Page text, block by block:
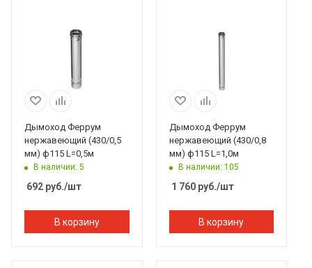
Дымоход Феррум
нержавеющий (430/0,5
мм) ф115 L=0,5м
В наличии: 5
692 руб./шт
В корзину
Дымоход Феррум
нержавеющий (430/0,8
мм) ф115 L=1,0м
В наличии: 105
1 760руб./шт
В корзину